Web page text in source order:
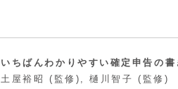
いちばんわかりやすい確定申告の
土屋裕昭 (監修), 樋川智子 (監修)